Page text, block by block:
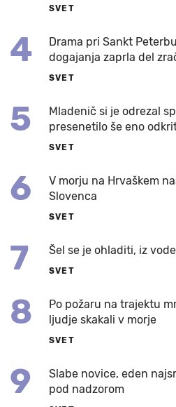
SVET
4
Drama pri Sankt
dogajanja zaprla del
SVET
5
Mladenič si je odrezal
presenetilo še eno
SVET
6
V morju na Hrvaškem
Slovenca
SVET
7 Šel se je ohladiti, iz
SVET
8
Po požaru na trajektu
ljudje skakali v morje
SVET
9
Slabe novice, eden
pod nadzorom